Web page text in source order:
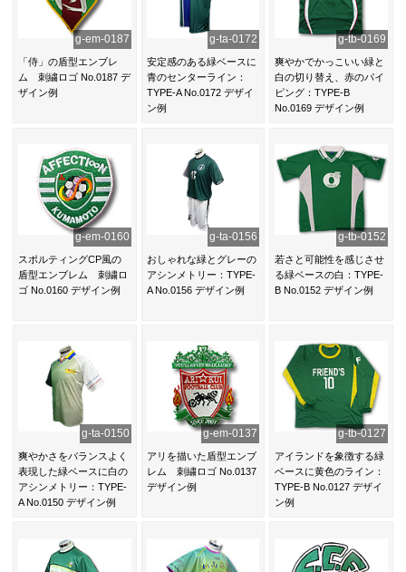
g-em-0187
「侍」の盾型エンブレ
ム 刺繍ロゴ No.0187 デ
ザイン例
g-ta-0172
安定感のある緑ベースに
青のセンターライン：
TYPE-A No.0172 デザイ
ン例
g-tb-0169
爽やかでかっこいい緑と
白の切り替え、赤のパイ
ピング：TYPE-B
No.0169 デザイン例
g-em-0160
スポルティングCP風の
盾型エンブレム 刺繍ロ
ゴ No.0160 デザイン例
g-ta-0156
おしゃれな緑とグレーの
アシンメトリー：TYPE-
A No.0156 デザイン例
g-tb-0152
若さと可能性を感じさせ
る緑ベースの白：TYPE-
B No.0152 デザイン例
g-ta-0150
爽やかさをバランスよく
表現した緑ベースに白の
アシンメトリー：TYPE-
A No.0150 デザイン例
g-em-0137
アリを描いた盾型エンブ
レム 刺繍ロゴ No.0137
デザイン例
g-tb-0127
アイランドを象徴する緑
ベースに黄色のライン：
TYPE-B No.0127 デザイ
ン例